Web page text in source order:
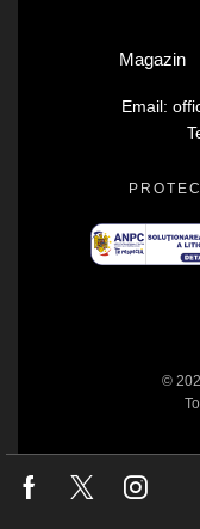
Magazin
Email:
©
Facebook
Twitter